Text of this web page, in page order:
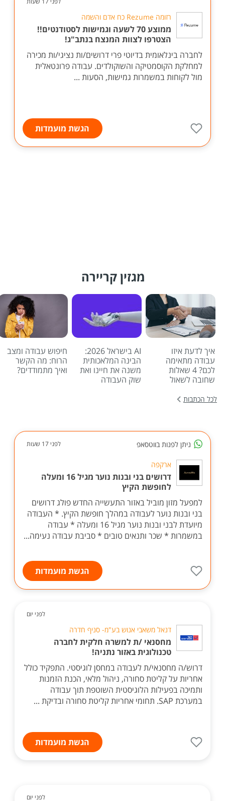
רזומה Rezume כח אדם והשמה
ממוצע 70 לשעה וגמישות לסטודנטים!!
הצטרפו לצוות המנצח בנתב"ג!
לחברה בינלאומית בדיוטי פרי דרושים/ות נציגי/ות מכירה
למחלקת הקוסמטיקה והשוקולדים. עבודה פרונטאלית
מול לקוחות במשמרות גמישות, הסעות ...
הגשת מועמדות
מגזין קריירה
איך לדעת איזו
עבודה מתאימה
לכם? 4 שאלות
שחובה לשאול
AI בישראל 2026:
הבינה המלאכותית
משנה את חיינו ואת
שוק העבודה
חיפוש עבודה ומצב
הרוח: מה הקשר
ואיך מתמודדים?
לכל הכתבות
ניתן לפנות בווטסאפ לפני 17 שעות
ארקפה
דרושים בני ובנות נוער מגיל 16 ומעלה
לחופשת הקיץ
למפעל מזון מוביל באזור התעשייה החדש פולג דרושים
בני ובנות נוער לעבודה במהלך חופשת הקיץ. * העבודה
מיועדת לבני ובנות נוער מגיל 16 ומעלה * עבודה
במשמרות * שכר ותנאים טובים * סביבת עבודה נעימה...
הגשת מועמדות
לפני יום
דנאל משאבי אנוש בע"מ- סניף חדרה
מחסנאי /ת למשרה חלקית לחברה
טכנולוגית באזור נתניה!
דרוש/ה מחסנאי/ת לעבודה במחסן לוגיסטי. התפקיד כולל
אחריות על קליטת סחורה, ניהול מלאי, הכנת הזמנות
ותמיכה בפעילות הלוגיסטית השוטפת תוך עבודה
במערכת SAP. תחומי אחריות קליטת סחורה ובדיקת ...
הגשת מועמדות
לפני יום